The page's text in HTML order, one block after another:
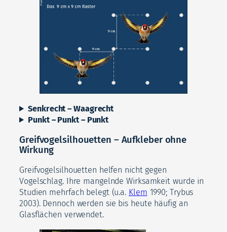
Senkrecht – Waagrecht
Punkt – Punkt – Punkt
Greifvogelsilhouetten – Aufkleber ohne
Wirkung
Greifvogelsilhouetten helfen nicht gegen
Vogelschlag. Ihre mangelnde Wirksamkeit wurde in
Studien mehrfach belegt (u.a. Klem 1990; Trybus
2003). Dennoch werden sie bis heute häufig an
Glasflächen verwendet.